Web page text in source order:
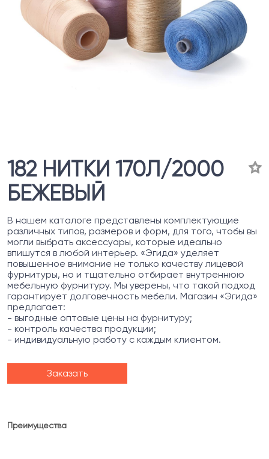
182 НИТКИ 170Л/2000
БЕЖЕВЫЙ
В нашем каталоге представлены комплектующие
различных типов, размеров и форм, для того, чтобы вы
могли выбрать аксессуары, которые идеально
впишутся в любой интерьер. «Эгида» уделяет
повышенное внимание не только качеству лицевой
фурнитуры, но и тщательно отбирает внутреннюю
мебельную фурнитуру. Мы уверены, что такой подход
гарантирует долговечность мебели. Магазин «Эгида»
предлагает:
- выгодные оптовые цены на фурнитуру;
- контроль качества продукции;
- индивидуальную работу с каждым клиентом.
Заказать
Преимущества